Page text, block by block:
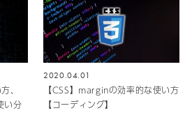
、
い分
2020.04.01
【CSS】marginの効率的な使い方
【コーディング】